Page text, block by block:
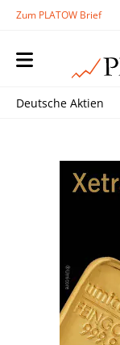
Zum PLATOW Brief
Deutsche Aktien